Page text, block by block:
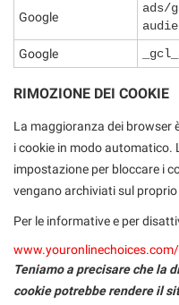
Google
ads/
Google
RIMOZIONE DEI COOKIE
La maggioranza dei browser
i cookie in modo automatico.
impostazione per bloccare i
vengano archiviati sul
Per le informative e per
Teniamo a precisare che la
cookie potrebbe rendere il